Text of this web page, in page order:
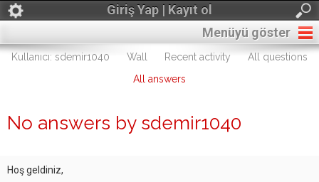
Giriş Yap | Kayıt ol
Menüyü göster
Kullanıcı: sdemir1040 Wall Recent activity
All questions
All answers
No answers by sdemir1040
Hoş geldiniz,